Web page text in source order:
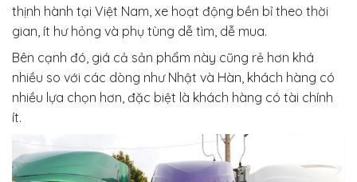
thịnh hành tại Việt Nam, xe hoạt động bền bỉ theo thời
gian, ít hư hỏng và phụ tùng dễ tìm, dễ mua.
Bên cạnh đó, giá cả sản phẩm này cũng rẻ hơn khá
nhiều so với các dòng như Nhật và Hàn, khách hàng có
nhiều lựa chọn hơn, đặc biệt là khách hàng có tài chính
ít.